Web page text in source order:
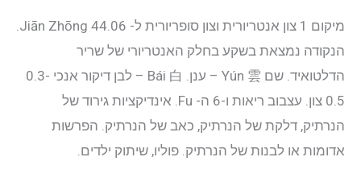
הנקודה נמצאת בשקע בחלק האנטריורי של שריר
הדלטואיד. שם Yún 雲 – ענן. Bái 白 – לבן דיקור אנכי 0.3-
0.5 צון. עצבוב ריאות ו-6 ה- Fu. אינדיקציות גירוד של
הנרתיק, דלקת של הנרתיק, כאב של הנרתיק. הפרשות
אדומות או לבנות של הנרתיק. פוליו, שיתוק ילדים.